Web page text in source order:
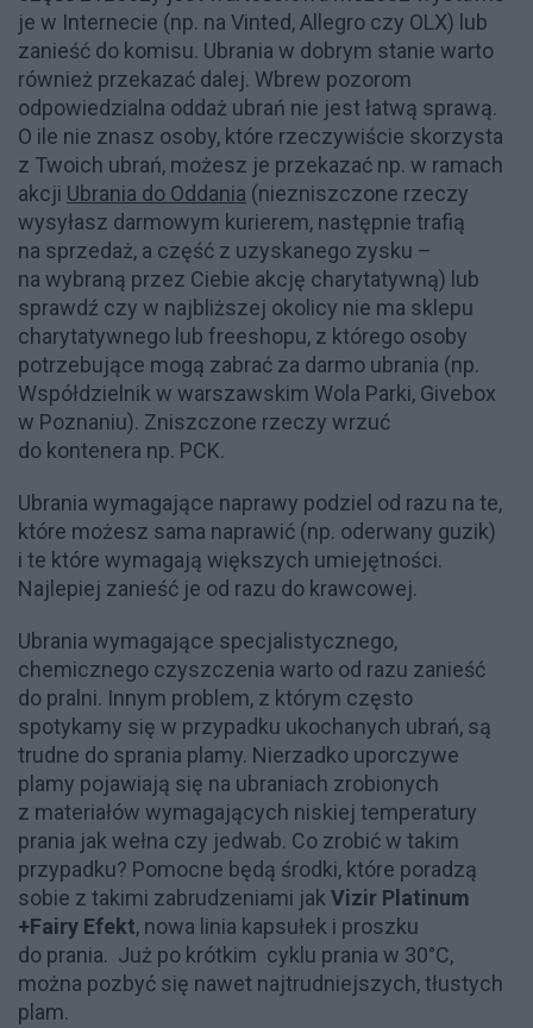
je w Internecie (np. na Vinted, Allegro czy OLX) lub
zanieść do komisu. Ubrania w dobrym stanie warto
również przekazać dalej. Wbrew pozorom
odpowiedzialna oddaż ubrań nie jest łatwą sprawą.
O ile nie znasz osoby, które rzeczywiście skorzysta
z Twoich ubrań, możesz je przekazać np. w ramach
akcji Ubrania do Oddania (niezniszczone rzeczy
wysyłasz darmowym kurierem, następnie trafią
na sprzedaż, a część z uzyskanego zysku –
na wybraną przez Ciebie akcję charytatywną) lub
sprawdź czy w najbliższej okolicy nie ma sklepu
charytatywnego lub freeshopu, z którego osoby
potrzebujące mogą zabrać za darmo ubrania (np.
Współdzielnik w warszawskim Wola Parki, Givebox
w Poznaniu). Zniszczone rzeczy wrzuć
do kontenera np. PCK.
Ubrania wymagające naprawy podziel od razu na te,
które możesz sama naprawić (np. oderwany guzik)
i te które wymagają większych umiejętności.
Najlepiej zanieść je od razu do krawcowej.
Ubrania wymagające specjalistycznego,
chemicznego czyszczenia warto od razu zanieść
do pralni. Innym problem, z którym często
spotykamy się w przypadku ukochanych ubrań, są
trudne do sprania plamy. Nierzadko uporczywe
plamy pojawiają się na ubraniach zrobionych
z materiałów wymagających niskiej temperatury
prania jak wełna czy jedwab. Co zrobić w takim
przypadku? Pomocne będą środki, które poradzą
sobie z takimi zabrudzeniami jak Vizir Platinum
+Fairy Efekt, nowa linia kapsułek i proszku
do prania. Już po krótkim cyklu prania w 30°C,
można pozbyć się nawet najtrudniejszych, tłustych
plam.